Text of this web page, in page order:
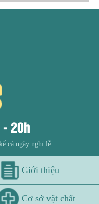
20h
cả ngày nghỉ lễ
Giới thiệu
Cơ sở vật chất